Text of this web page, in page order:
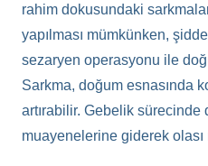
rahim dokusundaki
yapılması mümkünken,
sezaryen operasyonu ile
Sarkma, doğum esnasında
artırabilir. Gebelik sürecinde
muayenelerine giderek